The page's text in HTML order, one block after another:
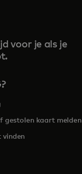
voor je als je
gestolen kaart melden
vinden